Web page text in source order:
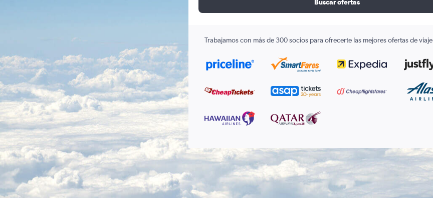
Buscar ofertas
Trabajamos con más de 300 socios para ofrecerte las mejores ofertas de viaje